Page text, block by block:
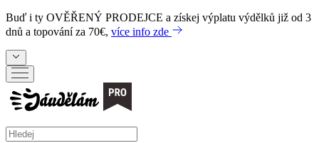
Buď i ty OVĚŘENÝ PRODEJCE a získej výplatu výdělků již od 3
dnů a topování za 70€, více info zde